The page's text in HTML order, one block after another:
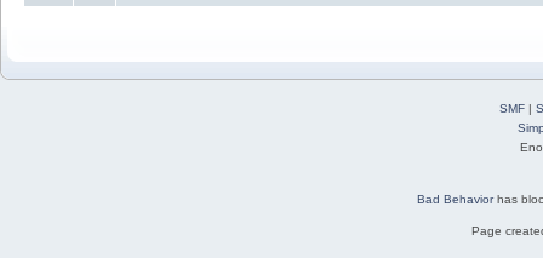
SMF|
Bad Behaviorhas
Page